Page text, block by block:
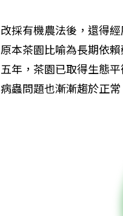
改採有機農法後，還得
原本茶園比喻為長期依
五年，茶園已取得生態
病蟲問題也漸漸趨於正常